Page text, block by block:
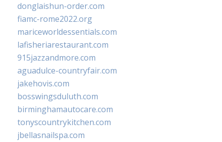
donglaishun-order.com
fiamc-rome2022.org
mariceworldessentials.com
lafisheriarestaurant.com
915jazzandmore.com
aguadulce-countryfair.com
jakehovis.com
bosswingsduluth.com
birminghamautocare.com
tonyscountrykitchen.com
jbellasnailspa.com